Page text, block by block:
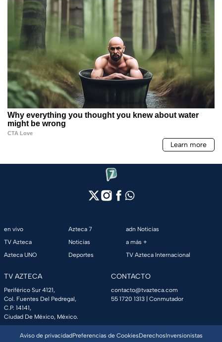
en vivo
TV Azteca
Azteca UNO
Azteca 7
Noticias
Deportes
adn Noticias
a más +
TV Azteca Internacional
TV AZTECA
Periférico Sur 4121,
Col. Fuentes Del Pedregal,
C.P. 14141,
Ciudad De México, México.
CONTACTO
contacto@tvazteca.com
55 1720 1313 | Conmutador
Aviso de privacidadPreferencias de CookiesDerechosInversionistas